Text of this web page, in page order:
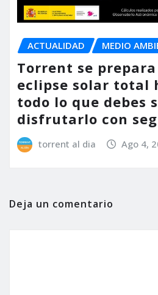
ACTUALIDAD MEDIO
Torrent se
eclipse solar total
todo lo que debes
disfrutarlo con
torrent al dia Ago 4,
Deja un comentario